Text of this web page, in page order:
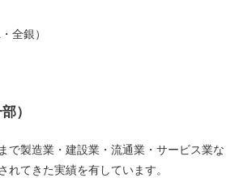
全銀）
）
で製造業・建設業・流通業・サービス業な
れてきた実績を有しています。